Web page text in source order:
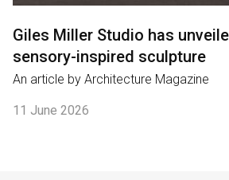
Giles Miller Studio has
sensory-inspired sculpture
An article by Architecture Magazine
11 June 2026